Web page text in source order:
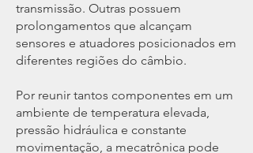
transmissão. Outras possuem
prolongamentos que alcançam
sensores e atuadores posicionados em
diferentes regiões do câmbio.
Por reunir tantos componentes em um
ambiente de temperatura elevada,
pressão hidráulica e constante
movimentação, a mecatrônica pode